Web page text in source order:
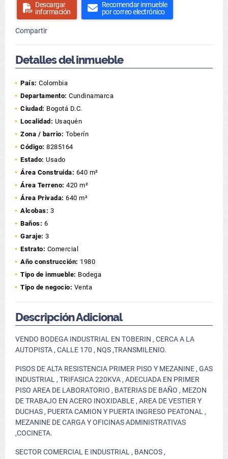
Descargar
información
Recomendar inmueble
por correo electrónico
Compartir
Detalles del inmueble
País: Colombia
Departamento: Cundinamarca
Ciudad: Bogotá D.C.
Localidad: Usaquén
Zona / barrio: Toberín
Código: 8285164
Estado: Usado
Área Construida: 640 m²
Área Terreno: 420 m²
Área Privada: 640 m²
Alcobas: 3
Baños: 6
Garaje: 3
Estrato: Comercial
Año construcción: 1980
Tipo de inmueble: Bodega
Tipo de negocio: Venta
Descripción Adicional
VENDO BODEGA INDUSTRIAL EN TOBERIN , CERCA A LA
AUTOPISTA , CALLE 170 , NQS ,TRANSMILENIO.
PISOS DE ALTA RESISTENCIA PRIMER PISO Y MEZANINE , GAS
INDUSTRIAL , TRIFASICA 220KVA , ADECUADA EN PRIMER
PISO AREA DE LABORATORIO , BATERIAS DE BAÑO , MEZON
DE TRABAJO EN ACERO INOXIDABLE , AREA DE VESTIER Y
DUCHAS , PUERTA CAMION Y PUERTA INGRESO PEATONAL ,
MEZANINE DE CARGA Y OFICINAS ADMINISTRATIVAS
,COCINETA.
SECTOR COMERCIAL E INDUSTRIAL , BANCOS ,